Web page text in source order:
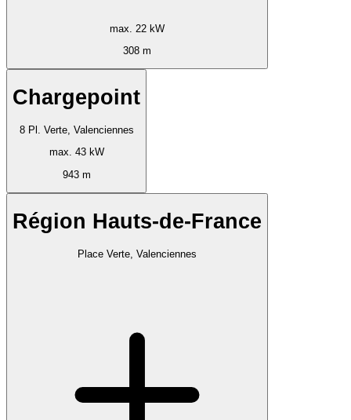
max. 22 kW
308 m
Chargepoint
8 Pl. Verte, Valenciennes
max. 43 kW
943 m
Région Hauts-de-France
Place Verte, Valenciennes